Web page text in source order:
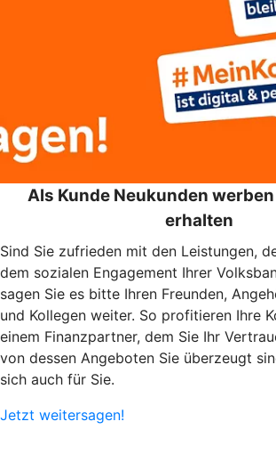
Als Kunde Neukunden
erhalten
Sind Sie zufrieden mit den Leistungen,
dem sozialen Engagement Ihrer
sagen Sie es bitte Ihren Freunden,
und Kollegen weiter. So profitieren Ihre
einem Finanzpartner, dem Sie Ihr
von dessen Angeboten Sie überzeugt
sich auch für Sie.
Jetzt weitersagen!